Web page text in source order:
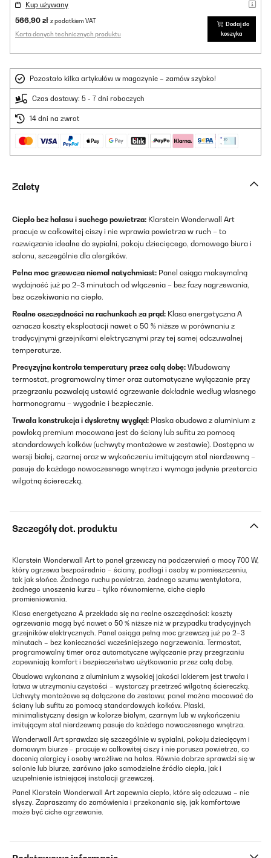
Kup używany
566,90 zł z podatkiem VAT
Karta danych technicznych produktu
Dodaj do
koszyka
Pozostało kilka artykułów w magazynie – zamów szybko!
Czas dostawy: 5 - 7 dni roboczych
14 dni na zwrot
Zalety
Ciepło bez hałasu i suchego powietrza: Klarstein Wonderwall Art
pracuje w całkowitej ciszy i nie wprawia powietrza w ruch – to
rozwiązanie idealne do sypialni, pokoju dziecięcego, domowego biura i
salonu, szczególnie dla alergików.
Pełna moc grzewcza niemal natychmiast: Panel osiąga maksymalną
wydajność już po 2–3 minutach od włączenia – bez fazy nagrzewania,
bez oczekiwania na ciepło.
Realne oszczędności na rachunkach za prąd: Klasa energetyczna A
oznacza koszty eksploatacji nawet o 50 % niższe w porównaniu z
tradycyjnymi grzejnikami elektrycznymi przy tej samej odczuwalnej
temperaturze.
Precyzyjna kontrola temperatury przez całą dobę: Wbudowany
termostat, programowalny timer oraz automatyczne wyłączanie przy
przegrzaniu pozwalają ustawić ogrzewanie dokładnie według własnego
harmonogramu – wygodnie i bezpiecznie.
Trwała konstrukcja i dyskretny wygląd: Płaska obudowa z aluminium z
powłoką premium mocowana jest do ściany lub sufitu za pomocą
standardowych kołków (uchwyty montażowe w zestawie). Dostępna w
wersji białej, czarnej oraz w wykończeniu imitującym stal nierdzewną –
pasuje do każdego nowoczesnego wnętrza i wymaga jedynie przetarcia
wilgotną ściereczką.
Szczegóły dot. produktu
Klarstein Wonderwall Art to panel grzewczy na podczerwień o mocy 700 W,
który ogrzewa bezpośrednio – ściany, podłogi i osoby w pomieszczeniu,
tak jak słońce. Żadnego ruchu powietrza, żadnego szumu wentylatora,
żadnego unoszenia kurzu – tylko równomierne, ciche ciepło
promieniowania.
Klasa energetyczna A przekłada się na realne oszczędności: koszty
ogrzewania mogą być nawet o 50 % niższe niż w przypadku tradycyjnych
grzejników elektrycznych. Panel osiąga pełną moc grzewczą już po 2–3
minutach – bez konieczności wcześniejszego nagrzewania. Termostat,
programowalny timer oraz automatyczne wyłączanie przy przegrzaniu
zapewniają komfort i bezpieczeństwo użytkowania przez całą dobę.
Obudowa wykonana z aluminium z wysokiej jakości lakierem jest trwała i
łatwa w utrzymaniu czystości – wystarczy przetrzeć wilgotną ściereczką.
Uchwyty montażowe są dołączone do zestawu; panel można mocować do
ściany lub sufitu za pomocą standardowych kołków. Płaski,
minimalistyczny design w kolorze białym, czarnym lub w wykończeniu
imitującym stal nierdzewną pasuje do każdego nowoczesnego wnętrza.
Wonderwall Art sprawdza się szczególnie w sypialni, pokoju dziecięcym i
domowym biurze – pracuje w całkowitej ciszy i nie porusza powietrza, co
docenią alergicy i osoby wrażliwe na hałas. Równie dobrze sprawdzi się w
salonie lub biurze, zarówno jako samodzielne źródło ciepła, jak i
uzupełnienie istniejącej instalacji grzewczej.
Panel Klarstein Wonderwall Art zapewnia ciepło, które się odczuwa – nie
słyszy. Zapraszamy do zamówienia i przekonania się, jak komfortowe
może być ciche ogrzewanie.